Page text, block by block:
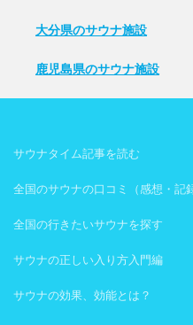
大分県のサウナ施設
鹿児島県のサウナ施設
サウナタイム記事を読む
全国のサウナの口コミ（感想・記
全国の行きたいサウナを探す
サウナの正しい入り方入門編
サウナの効果、効能とは？